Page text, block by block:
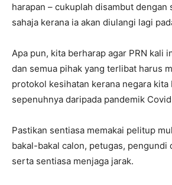
harapan – cukuplah disambut dengan
sahaja kerana ia akan diulangi lagi
Apa pun, kita berharap agar PRN kali
dan semua pihak yang terlibat harus
protokol kesihatan kerana negara kita
sepenuhnya daripada pandemik
Pastikan sentiasa memakai pelitup
bakal-bakal calon, petugas, pengundi
serta sentiasa menjaga jarak.